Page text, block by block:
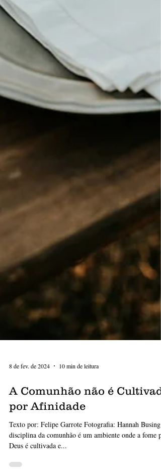
8 de fev. de 2024 10 min de leitura
A Comunhão não é